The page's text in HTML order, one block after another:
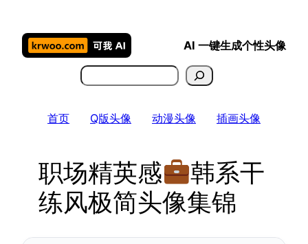
AI 一键生成个性头像
搜
索
首页 Q版头像 动漫头像 插画头像
职场精英感
韩系干
练风极简头像集锦